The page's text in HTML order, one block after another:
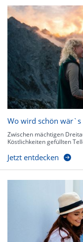
Wo wird schön wär`s
Zwischen mächtigen
Köstlichkeiten gefüllten
Jetzt entdecken